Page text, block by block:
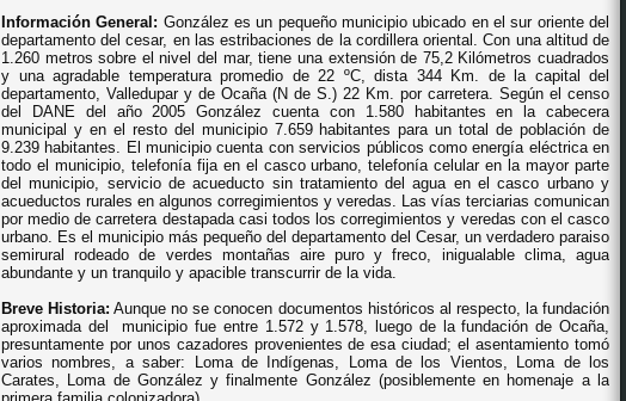
Información General: González es un pequeño municipio ubicado en el sur oriente del
departamento del cesar, en las estribaciones de la cordillera oriental. Con una altitud de
1.260 metros sobre el nivel del mar, tiene una extensión de 75,2 Kilómetros cuadrados
y una agradable temperatura promedio de 22 ºC, dista 344 Km. de la capital del
departamento, Valledupar y de Ocaña (N de S.) 22 Km. por carretera. Según el censo
del DANE del año 2005 González cuenta con 1.580 habitantes en la cabecera
municipal y en el resto del municipio 7.659 habitantes para un total de población de
9.239 habitantes. El municipio cuenta con servicios públicos como energía eléctrica en
todo el municipio, telefonía fija en el casco urbano, telefonía celular en la mayor parte
del municipio, servicio de acueducto sin tratamiento del agua en el casco urbano y
acueductos rurales en algunos corregimientos y veredas. Las vías terciarias comunican
por medio de carretera destapada casi todos los corregimientos y veredas con el casco
urbano. Es el municipio más pequeño del departamento del Cesar, un verdadero paraiso
semirural rodeado de verdes montañas aire puro y freco, inigualable clima, agua
abundante y un tranquilo y apacible transcurrir de la vida.
Breve Historia: Aunque no se conocen documentos históricos al respecto, la fundación
aproximada del
municipio fue entre 1.572 y 1.578, luego de la fundación de Ocaña,
presuntamente por unos cazadores provenientes de esa ciudad; el asentamiento tomó
varios nombres, a saber:
Loma de Indígenas,
Loma de los Vientos, Loma de los
Carates, Loma de González y finalmente González (posiblemente en homenaje a la